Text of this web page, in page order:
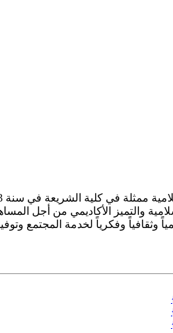
والتميز الأكاديمي من أجل
وثقافياً وفكرياً لخدمة المجتمع